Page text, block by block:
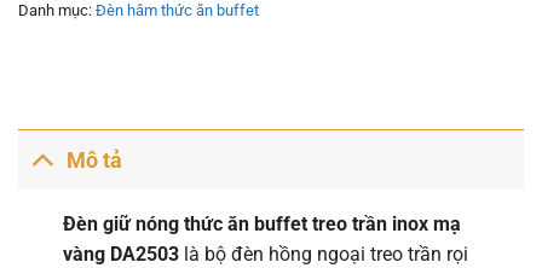
Danh mục: Đèn hâm thức ăn buffet
Mô tả
Đèn giữ nóng thức ăn buffet treo trần inox mạ
vàng DA2503là bộ đèn hồng ngoại treo trần rọi